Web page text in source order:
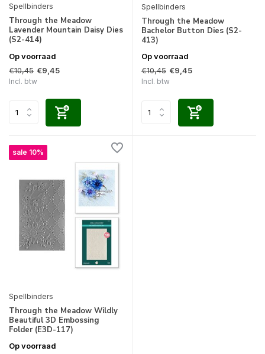
Spellbinders
Through the Meadow
Lavender Mountain Daisy Dies
(S2-414)
Op voorraad
€10,45 €9,45
Incl. btw
Spellbinders
Through the Meadow
Bachelor Button Dies (S2-
413)
Op voorraad
€10,45 €9,45
Incl. btw
sale 10%
Spellbinders
Through the Meadow Wildly
Beautiful 3D Embossing
Folder (E3D-117)
Op voorraad